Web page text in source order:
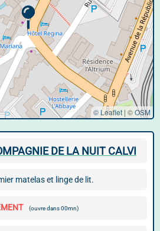
© Leaflet | ©OSM
DE LA NUIT CALVI
matelas et linge de lit.
(ouvre dans 00mn)